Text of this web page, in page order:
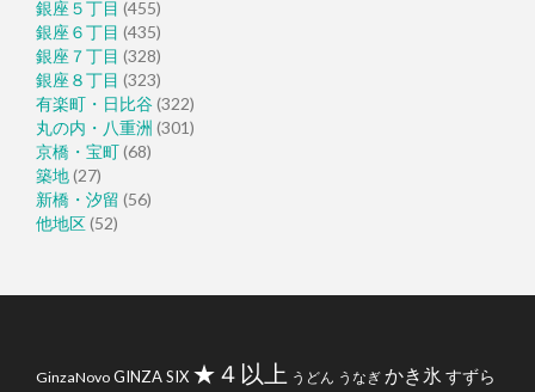
銀座５丁目 (455)
銀座６丁目 (435)
銀座７丁目 (328)
銀座８丁目 (323)
有楽町・日比谷(322)
丸の内・八重洲 (301)
京橋・宝町(68)
築地(27)
新橋・汐留 (56)
他地区(52)
GinzaNovo GINZA SIX ★４以上 うどん うなぎ かき氷 すずら